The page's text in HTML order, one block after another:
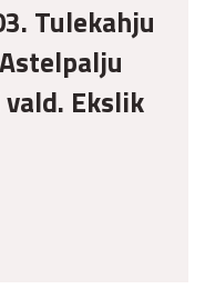
Tulekahju
Ekslik